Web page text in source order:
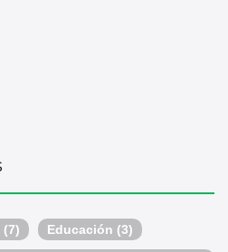
(7) Educación (3)